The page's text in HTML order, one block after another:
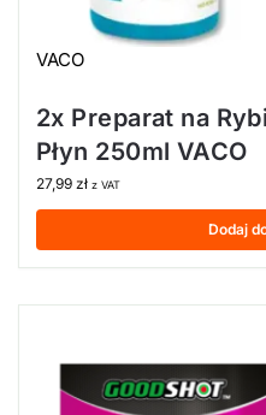
VACO
2x Preparat na
Płyn 250ml VACO
27,99 zł z VAT
Dodaj